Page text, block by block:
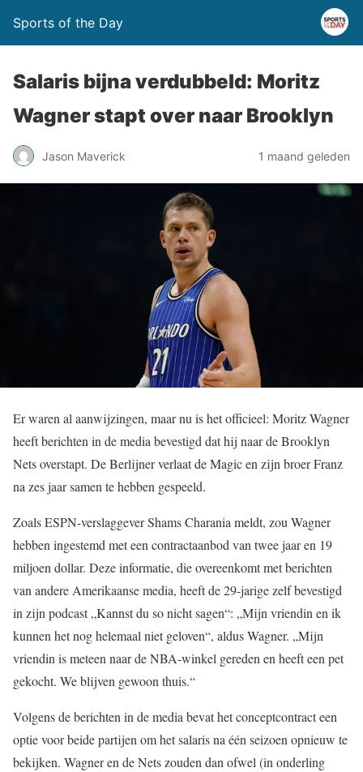
Sports of the Day
Salaris bijna verdubbeld: Moritz
Wagner stapt over naar Brooklyn
Jason Maverick 1 maand geleden
Er waren al aanwijzingen, maar nu is het officieel: Moritz Wagner
heeft berichten in de media bevestigd dat hij naar de Brooklyn
Nets overstapt. De Berlijner verlaat de Magic en zijn broer Franz
na zes jaar samen te hebben gespeeld.
Zoals ESPN-verslaggever Shams Charania meldt, zou Wagner
hebben ingestemd met een contractaanbod van twee jaar en 19
miljoen dollar. Deze informatie, die overeenkomt met berichten
van andere Amerikaanse media, heeft de 29-jarige zelf bevestigd
in zijn podcast „Kannst du so nicht sagen“: „Mijn vriendin en ik
kunnen het nog helemaal niet geloven“, aldus Wagner. „Mijn
vriendin is meteen naar de NBA-winkel gereden en heeft een pet
gekocht. We blijven gewoon thuis.“
Volgens de berichten in de media bevat het conceptcontract een
optie voor beide partijen om het salaris na één seizoen opnieuw te
bekijken. Wagner en de Nets zouden dan ofwel (in onderling